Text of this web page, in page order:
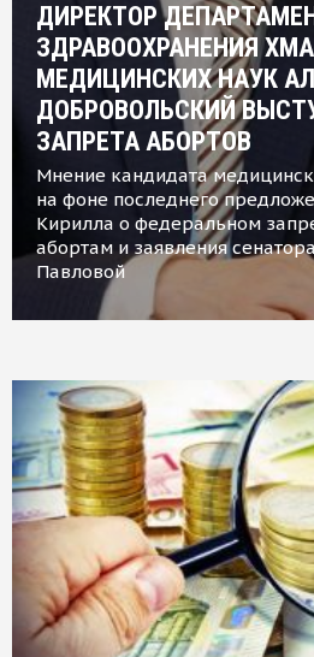
ДИРЕКТОР
ЗДРАВООХРАНЕНИЯ
МЕДИЦИНСКИХ НАУК
ДОБРОВОЛЬСКИЙ
ЗАПРЕТА АБОРТОВ
Мнение кандидата
на фоне последнего
Кирилла о федеральном
абортам и заявления
Павловой